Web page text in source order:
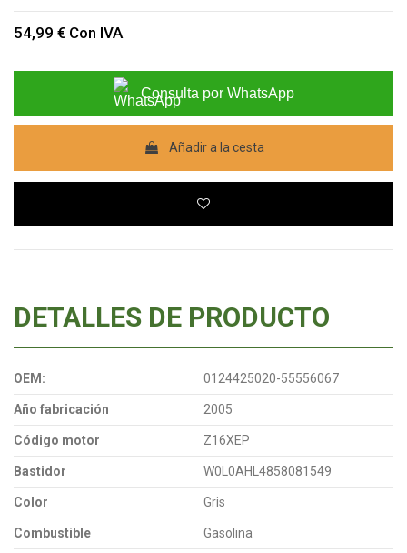
54,99 € Con IVA
Consulta por WhatsApp
Añadir a la cesta
DETALLES DE PRODUCTO
OEM: 0124425020-55556067
Año fabricación 2005
Código motor Z16XEP
Bastidor W0L0AHL4858081549
Color Gris
Combustible Gasolina